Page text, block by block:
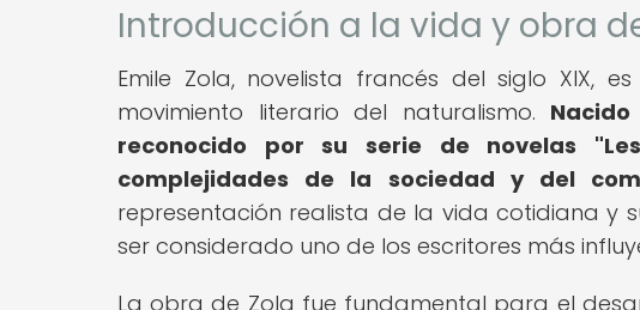
Introducción a la vida y obra
Emile Zola, novelista francés del siglo XIX,
movimiento literario del naturalismo.
reconocido por su serie de novelas
complejidades de la sociedad y del
representación realista de la vida cotidiana y
ser considerado uno de los escritores más
La obra de Zola fue fundamental para el